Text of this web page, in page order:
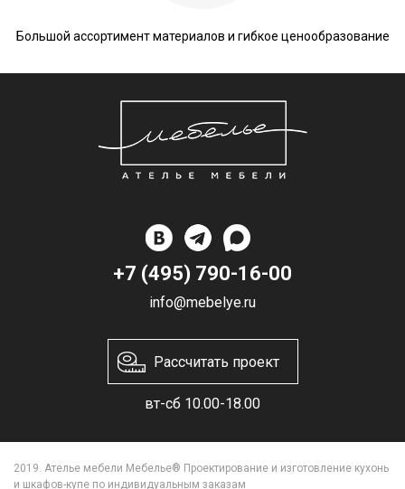
Большой ассортимент материалов и гибкое ценообразование
+7 (495) 790-16-00
info@mebelye.ru
Рассчитать проект
вт-сб 10.00-18.00
2019. Ателье мебели Мебелье® Проектирование и изготовление кухонь
и шкафов-купе по индивидуальным заказам